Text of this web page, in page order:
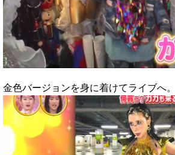
金色バージョンを身に着けてライブへ。